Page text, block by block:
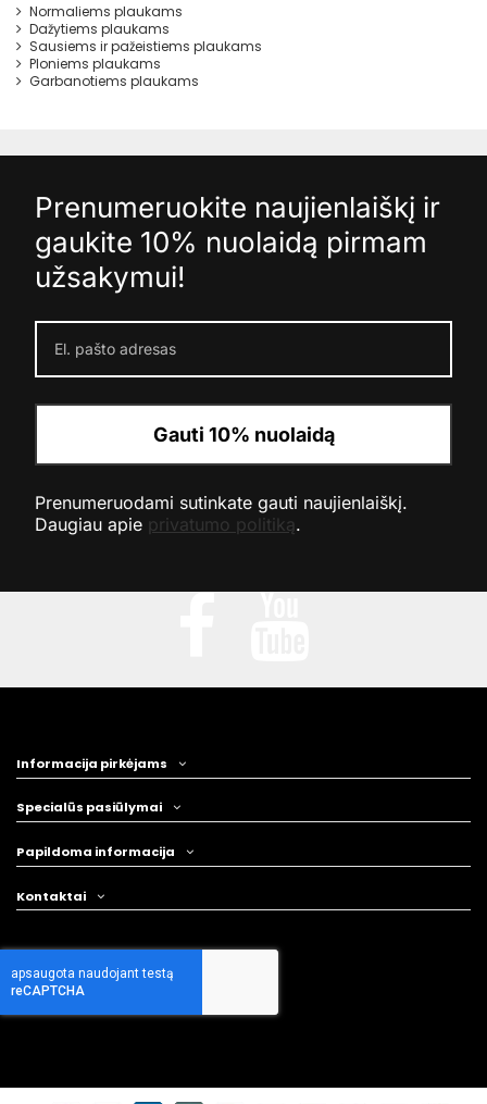
Normaliems plaukams
Dažytiems plaukams
Sausiems ir pažeistiems plaukams
Ploniems plaukams
Garbanotiems plaukams
Prenumeruokite naujienlaiškį ir
gaukite 10% nuolaidą pirmam
užsakymui!
Gauti 10% nuolaidą
Prenumeruodami sutinkate gauti naujienlaiškį.
Daugiau apie privatumo politiką.
Informacija pirkėjams
Specialūs pasiūlymai
Papildoma informacija
Kontaktai